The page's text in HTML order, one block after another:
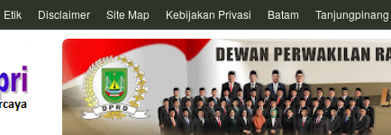
Etik Disclaimer Site Map Kebijakan Privasi Batam Tanjungpinang